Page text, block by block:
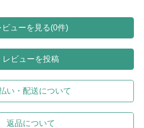
ビューを見る(0件)
レビューを投稿
い・配送について
返品について